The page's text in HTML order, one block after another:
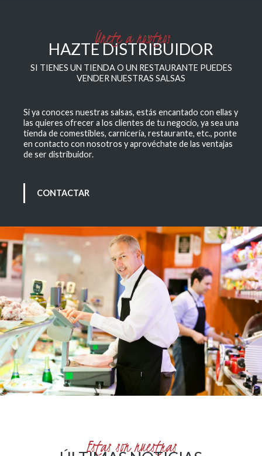
Únete a nosotros
HAZTE DISTRIBUIDOR
SI TIENES UN TIENDA O UN RESTAURANTE PUEDES
VENDER NUESTRAS SALSAS
Si ya conoces nuestras salsas, estás encantado con ellas y
las quieres ofrecer a los clientes de tu negocio, ya sea una
tienda de comestibles, carnicería, restaurante, etc., ponte
en contacto con nosotros y aprovéchate de las ventajas
de ser distribuidor.
CONTACTAR
Estas son nuestras